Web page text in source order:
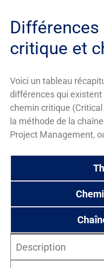
critique et
Voici un tableau
différences qui
chemin critique
la méthode de la
Project Management,
Description